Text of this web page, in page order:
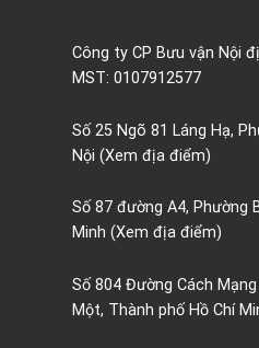
Công ty CP Bưu vận Nội
MST: 0107912577
Số 25 Ngõ 81 Láng Hạ,
Nội (Xem địa điểm)
Số 87 đường A4, Phường
Minh (Xem địa điểm)
Số 804 Đường Cách
Một, Thành phố Hồ Chí